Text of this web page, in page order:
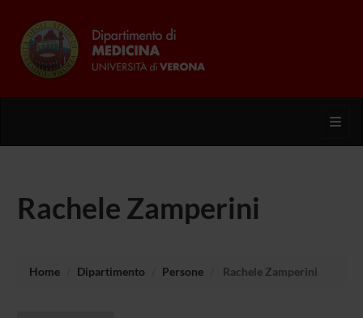
Rachele Zamperini
Home Dipartimento Persone Rachele Zamperini